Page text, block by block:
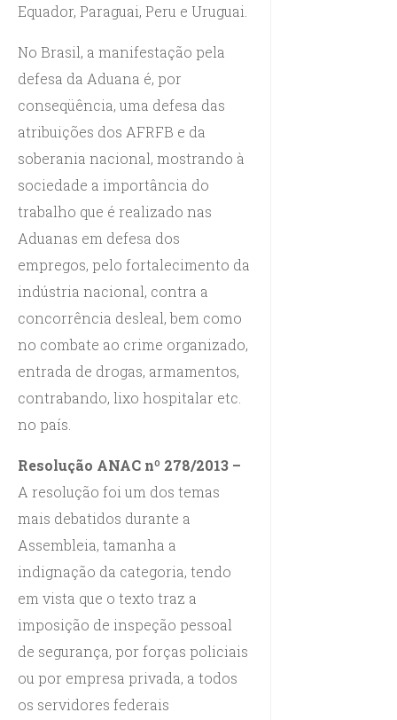
Equador, Paraguai, Peru e Uruguai.
No Brasil, a manifestação pela
defesa da Aduana é, por
conseqüência, uma defesa das
atribuições dos AFRFB e da
soberania nacional, mostrando à
sociedade a importância do
trabalho que é realizado nas
Aduanas em defesa dos
empregos, pelo fortalecimento da
indústria nacional, contra a
concorrência desleal, bem como
no combate ao crime organizado,
entrada de drogas, armamentos,
contrabando, lixo hospitalar etc.
no país.
Resolução ANAC nº 278/2013 –
A resolução foi um dos temas
mais debatidos durante a
Assembleia, tamanha a
indignação da categoria, tendo
em vista que o texto traz a
imposição de inspeção pessoal
de segurança, por forças policiais
ou por empresa privada, a todos
os servidores federais